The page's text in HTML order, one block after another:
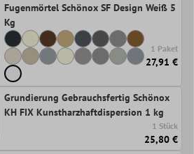
Fugenmörtel Schönox SF Design Weiß 5
Kg
1 Paket
27,91 €
Grundierung Gebrauchsfertig Schönox
KH FIX Kunstharzhaftdispersion 1 kg
1 Stück
25,80 €